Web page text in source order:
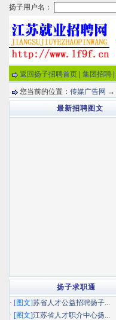
返回扬子招聘首页 集团招聘
您当前的位置： 传媒广告网 →
最新招聘图文
扬子求职通
· [图文]苏省人才公益招聘扬子...
· [图文]江苏省人才职介中心扬...